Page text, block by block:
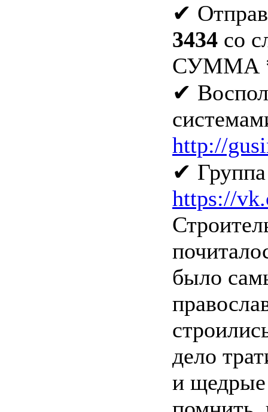
✔
3434 со
СУММА *
✔
http://
✔ Группа
https://
было
дело
и